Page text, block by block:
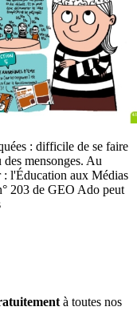
: difficile de se faire
des mensonges. Au
: l'Éducation aux Médias
203 de GEO Ado peut
à toutes nos